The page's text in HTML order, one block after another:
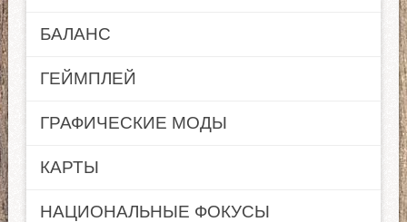
БАЛАНС
ГЕЙМПЛЕЙ
ГРАФИЧЕСКИЕ МОДЫ
КАРТЫ
НАЦИОНАЛЬНЫЕ ФОКУСЫ